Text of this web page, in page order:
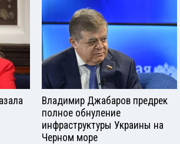
Владимир Джабаров предрек
полное обнуление
инфраструктуры Украины на
Черном море